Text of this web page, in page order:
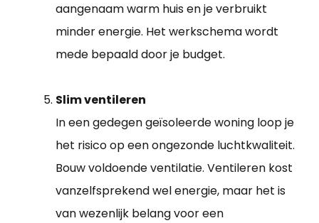
aangenaam warm huis en je verbruikt
minder energie. Het werkschema wordt
mede bepaald door je budget.
Slim ventileren
In een gedegen geïsoleerde woning loop je
het risico op een ongezonde luchtkwaliteit.
Bouw voldoende ventilatie. Ventileren kost
vanzelfsprekend wel energie, maar het is
van wezenlijk belang voor een